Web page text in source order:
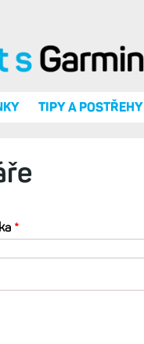
TIPY A POSTŘEHY
*